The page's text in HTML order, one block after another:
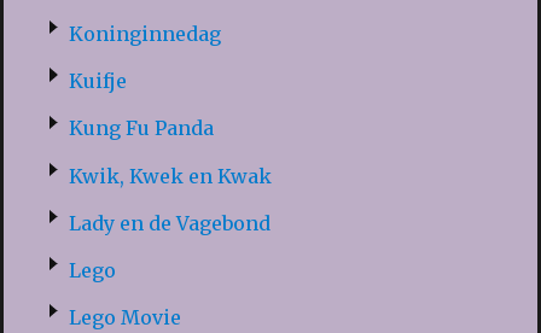
Koninginnedag
Kuifje
Kung Fu Panda
Kwik, Kwek en Kwak
Lady en de Vagebond
Lego
Lego Movie